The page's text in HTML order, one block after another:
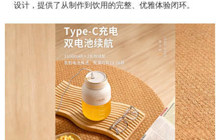
设计，提供了从制作到饮用的完整、优雅体验闭环。